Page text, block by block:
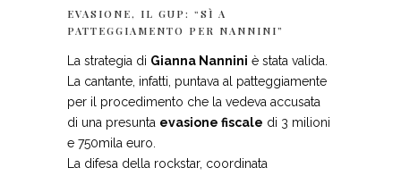
EVASIONE, IL GUP: “SÌ A
PATTEGGIAMENTO PER NANNINI”
La strategia di Gianna Nannini è stata valida.
La cantante, infatti, puntava al patteggiamente
per il procedimento che la vedeva accusata
di una presunta evasione fiscale di 3 milioni
e 750mila euro.
La difesa della rockstar, coordinata